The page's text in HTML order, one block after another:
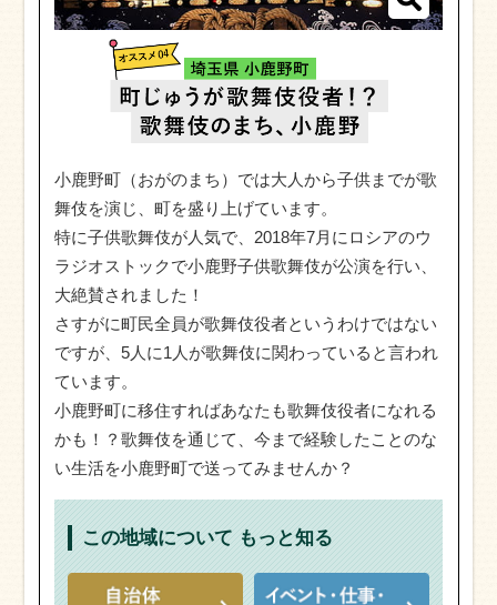
小鹿野町（おがのまち）では大人から子供までが歌
舞伎を演じ、町を盛り上げています。
特に子供歌舞伎が人気で、2018年7月にロシアのウ
ラジオストックで小鹿野子供歌舞伎が公演を行い、
大絶賛されました！
さすがに町民全員が歌舞伎役者というわけではない
ですが、5人に1人が歌舞伎に関わっていると言われ
ています。
小鹿野町に移住すればあなたも歌舞伎役者になれる
かも！？歌舞伎を通じて、今まで経験したことのな
い生活を小鹿野町で送ってみませんか？
この地域について もっと知る